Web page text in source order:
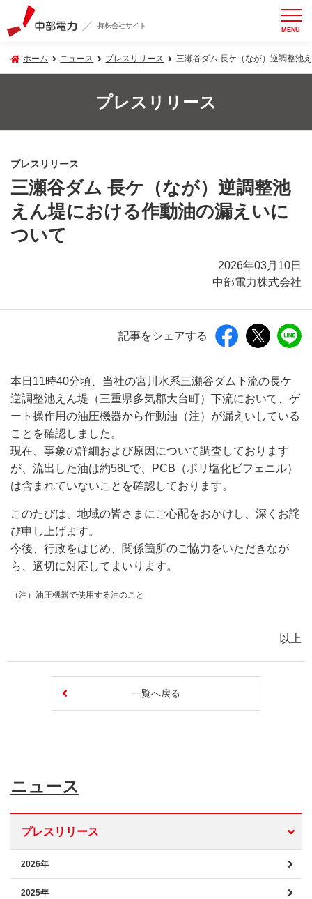
持株会社サイト MENU
ホーム ニュース プレスリリース 三瀬谷ダム 長ケ（なが）逆調整池
プレスリリース
プレスリリース
三瀬谷ダム 長ケ（なが）逆調整池
えん堤における作動油の漏えいに
ついて
2026年03月10日
中部電力株式会社
記事をシェアする
本日11時40分頃、当社の宮川水系三瀬谷ダム下流の長ケ
逆調整池えん堤（三重県多気郡大台町）下流において、ゲ
ート操作用の油圧機器から作動油（注）が漏えいしている
ことを確認しました。
現在、事象の詳細および原因について調査しております
が、流出した油は約58Lで、PCB（ポリ塩化ビフェニル）
は含まれていないことを確認しております。
このたびは、地域の皆さまにご心配をおかけし、深くお詫
び申し上げます。
今後、行政をはじめ、関係箇所のご協力をいただきなが
ら、適切に対応してまいります。
（注）油圧機器で使用する油のこと
以上
一覧へ戻る
ニュース
プレスリリース
2026年
2025年